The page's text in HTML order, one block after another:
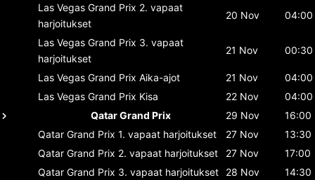
Las Vegas Grand Prix 2. vapaat
harjoitukset
20 Nov 04:00
Las Vegas Grand Prix 3. vapaat
harjoitukset
21 Nov 00:30
Las Vegas Grand Prix Aika-ajot 21 Nov
04:00
Las Vegas Grand Prix Kisa 22 Nov
04:00
Qatar Grand Prix
29 Nov
16:00
Qatar Grand Prix 1. vapaat harjoitukset 27 Nov
13:30
Qatar Grand Prix 2. vapaat harjoitukset 27 Nov
17:00
Qatar Grand Prix 3. vapaat harjoitukset 28 Nov
14:30